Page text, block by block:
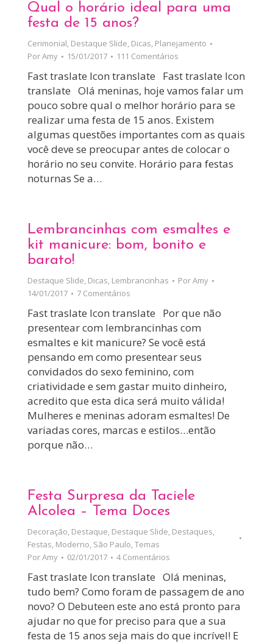
Qual o horário ideal para uma
festa de 15 anos?
Cerimonial, Destaque Slide, Dicas, Planejamento
PorAmy 15/01/2017 111 Comentários
Fast traslate Icon translate Fast traslate Icon
translate Olá meninas, hoje vamos falar um
pouco sobre qual o melhor horário para se
realizar uma festa de 15 anos. Existem
algumas questões importantes com as quais
você deve se preocupar antes de colocar o
horário no seu convite. Horário para festas
noturnas Se a…
Lembrancinhas com esmaltes e
kit manicure: bom, bonito e
barato!
Destaque Slide, Dicas, Lembrancinhas PorAmy
14/01/2017
7 Comentários
Fast traslate Icon translate Por que não
presentear com lembrancinhas com
esmaltes e kit manicure? Se você está
pensando em como presentear seus
convidados do sexo feminino, com
criatividade e sem gastar muito dinheiro,
acredito que esta dica será muito válida!
Mulheres e meninas adoram esmaltes! De
variadas cores, marcas e estilos…então
porque não…
Festa Surpresa da Taciele
Alcolea – Tema Doces
Decoração, Destaque, Destaque Slide, Destaques,
Festas, Moderno, São Paulo,Temas
PorAmy 02/01/2017 4 Comentários
Fast traslate Icon translate Olá meninas,
tudo bem? Como foram de passagem de ano
novo? O Debuteen este ano está pronto para
ajudar no que for preciso para que a sua
festa de 15 anos seja mais do que incrível! E